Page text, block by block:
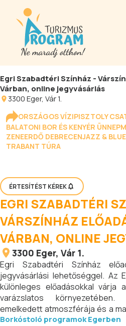
Egri Szabadtéri Színház -
Várban, online jegyvásárlás
3300Eger, Vár 1.
ORSZÁGOS VÍZIPISZTOLY
BALATONI BOR ÉS KENYÉR ÜNNEP
ZENEERDŐ DEBRECENJAZZ &
TRABANT TÚRA
ÉRTESÍTÉST KÉREK
EGRI SZABADTÉRI
VÁRSZÍNHÁZ
VÁRBAN, ONLINE
3300 Eger, Vár 1.
Egri Szabadtéri Színház
jegyvásárlási lehetőséggel. Az
különleges előadásokkal
varázslatos
emelkedett atmoszférája és a
együtt teszik felejthetetlenné a
Borkóstoló programok Egerben